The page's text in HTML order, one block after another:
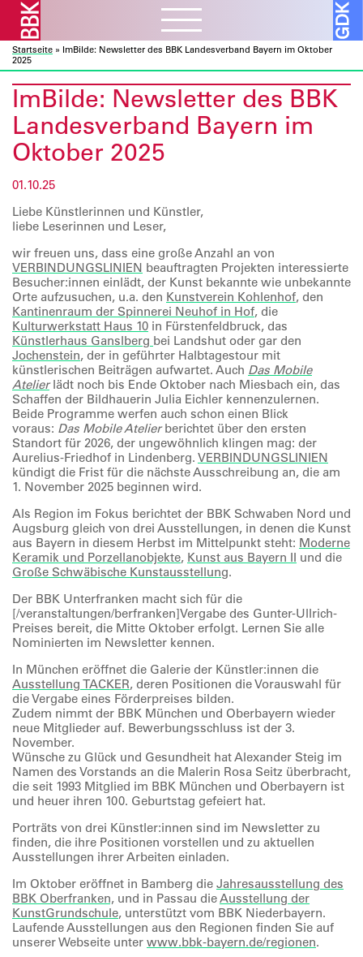
Aktuelles ᐯ
BBK Muc und Obb
BBK Bund und Länder
Ausschreibungen
Atelierbörse
Fortbildung
Ressourcen
Verbandsarbeit ᐯ
Kulturelle Bildung
Kunst und Bauen
Vor- und Nachlässe
Projekte
Förderprogramme
Mitglieder
Beratung
Internes
Beitreten
Mitglieder A – Z
Fördermitglieder
Über uns
Verbandsorganisation
Publikationen
Kontakt
Galerie
Vorschau
Rückschau
Über die Galerie
Startseite » ImBilde: Newsletter des BBK Landesverband Bayern im Oktober
2025
ImBilde: Newsletter des BBK
Landesverband Bayern im
Oktober 2025
01.10.25
Liebe Künstlerinnen und Künstler,
liebe Leserinnen und Leser,
wir freuen uns, dass eine große Anzahl an von
VERBINDUNGSLINIEN beauftragten Projekten interessierte
Besucher:innen einlädt, der Kunst bekannte wie unbekannte
Orte aufzusuchen, u.a. den Kunstverein Kohlenhof, den
Kantinenraum der Spinnerei Neuhof in Hof, die
Kulturwerkstatt Haus 10 in Fürstenfeldbruck, das
Künstlerhaus Ganslberg bei Landshut oder gar den
Jochenstein, der in geführter Halbtagestour mit
künstlerischen Beiträgen aufwartet. Auch Das Mobile
Atelierlädt noch bis Ende Oktober nach Miesbach ein, das
Schaffen der Bildhauerin Julia Eichler kennenzulernen.
Beide Programme werfen auch schon einen Blick
voraus: Das Mobile Atelierberichtet über den ersten
Standort für 2026, der ungewöhnlich klingen mag: der
Aurelius-Friedhof in Lindenberg. VERBINDUNGSLINIEN
kündigt die Frist für die nächste Ausschreibung an, die am
1. November 2025 beginnen wird.
Als Region im Fokus berichtet der BBK Schwaben Nord und
Augsburg gleich von drei Ausstellungen, in denen die Kunst
aus Bayern in diesem Herbst im Mittelpunkt steht: Moderne
Keramik und Porzellanobjekte, Kunst aus Bayern II und die
Große Schwäbische Kunstausstellung.
Der BBK Unterfranken macht sich für die
[/veranstaltungen/berfranken]Vergabe des Gunter-Ullrich-
Preises bereit, die Mitte Oktober erfolgt. Lernen Sie alle
Nominierten im Newsletter kennen.
In München eröffnet die Galerie der Künstler:innen die
Ausstellung TACKER, deren Positionen die Vorauswahl für
die Vergabe eines Förderpreises bilden.
Zudem nimmt der BBK München und Oberbayern wieder
neue Mitglieder auf. Bewerbungsschluss ist der 3.
November.
Wünsche zu Glück und Gesundheit hat Alexander Steig im
Namen des Vorstands an die Malerin Rosa Seitz überbracht,
die seit 1993 Mitglied im BBK München und Oberbayern ist
und heuer ihren 100. Geburtstag gefeiert hat.
Porträts von drei Künstler:innen sind im Newsletter zu
finden, die ihre Positionen vorstellen und zu aktuellen
Ausstellungen ihrer Arbeiten einladen.
Im Oktober eröffnet in Bamberg die Jahresausstellung des
BBK Oberfranken, und in Passau dieAusstellung der
KunstGrundschule, unterstützt vom BBK Niederbayern.
Laufende Ausstellungen aus den Regionen finden Sie auf
unserer Webseite unter www.bbk-bayern.de/regionen.